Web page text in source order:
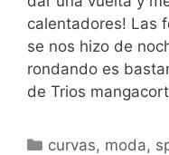
calentadores! Las
se nos hizo de
rondando es
de Trios
Categorías
curvas, moda,